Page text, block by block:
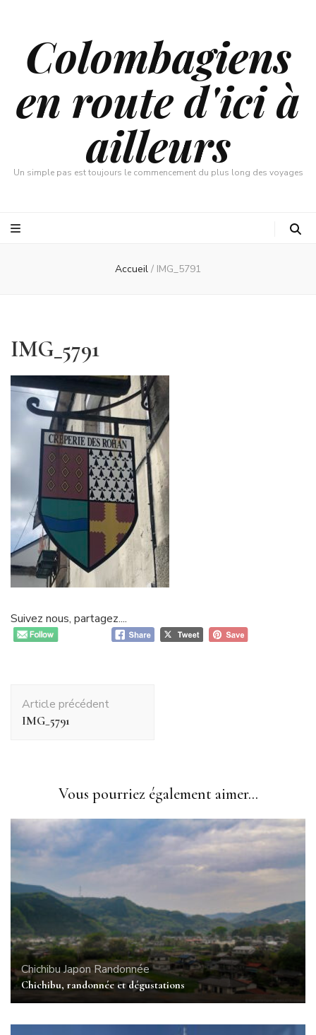
Colombagiens
en route d'ici à
ailleurs
Un simple pas est toujours le commencement du plus long des voyages
Accueil / IMG_5791
IMG_5791
Suivez nous, partagez....
d'article
Article précédent
IMG_5791
Vous pourriez également aimer...
ChichibuJapon Randonnée
Chichibu, randonnée et dégustations